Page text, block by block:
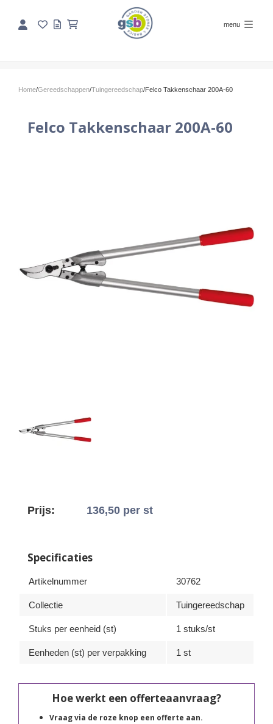
menu
Home/Gereedschappen/Tuingereedschap/Felco Takkenschaar 200A-60
Felco Takkenschaar 200A-60
Prijs: 136,50 per st
Specificaties
Artikelnummer 30762
Collectie Tuingereedschap
Stuks per eenheid (st) 1 stuks/st
Eenheden (st) per verpakking 1 st
Hoe werkt een offerteaanvraag?
Vraag via de roze knop een offerte aan.